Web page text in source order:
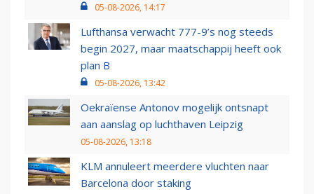
05-08-2026, 14:17
Lufthansa verwacht 777-9’s nog steeds
begin 2027, maar maatschappij heeft ook
plan B
05-08-2026, 13:42
Oekraïense Antonov mogelijk ontsnapt
aan aanslag op luchthaven Leipzig
05-08-2026, 13:18
KLM annuleert meerdere vluchten naar
Barcelona door staking